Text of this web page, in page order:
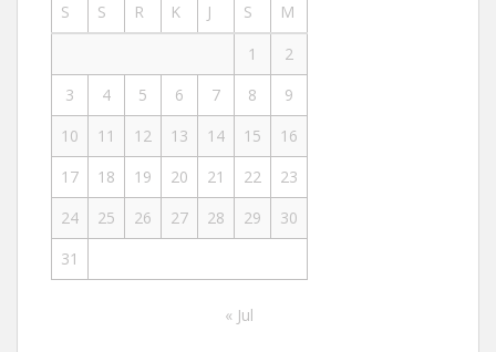
S
S R K J S
M
1
2
3
4 5 6 7 8
9
10
11 12 13 14 15
16
17
18 19 20 21 22
23
24
25 26 27 28 29
30
31
« Jul